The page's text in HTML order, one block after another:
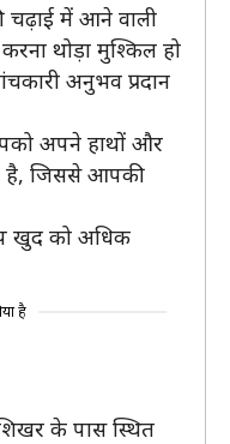
चढ़ाई में आने वाली
थोड़ा मुश्किल हो
अनुभव प्रदान
अपने हाथों और
है, जिससे आपकी
खुद को अधिक
है
के पास स्थित